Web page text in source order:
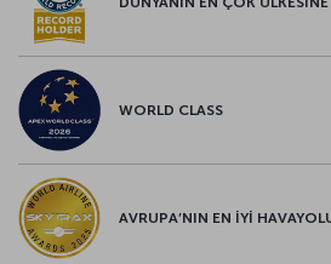
WORLD CLASS
AVRUPA’NIN EN İYİ